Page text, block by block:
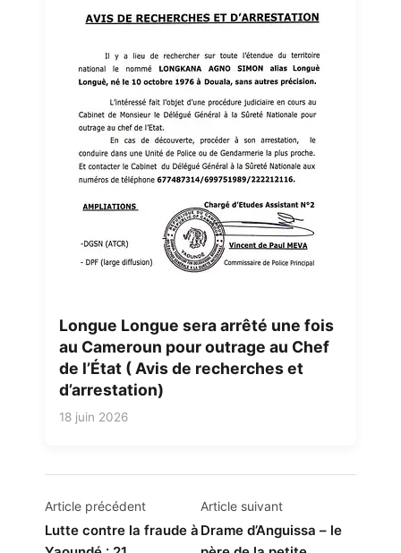
Longue Longue sera arrêté une fois
au Cameroun pour outrage au Chef
de l’État ( Avis de recherches et
d’arrestation)
18 juin 2026
Navigation
de
Article précédent
Lutte contre la fraude à
Article suivant
Drame d’Anguissa – le